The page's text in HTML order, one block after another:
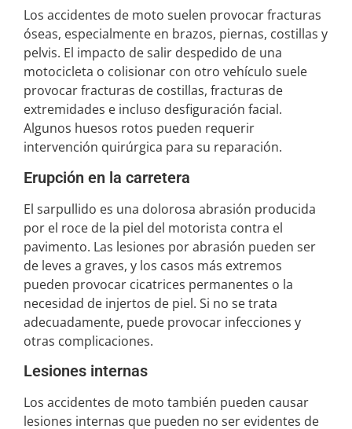
Los accidentes de moto suelen provocar fracturas
óseas, especialmente en brazos, piernas, costillas y
pelvis. El impacto de salir despedido de una
motocicleta o colisionar con otro vehículo suele
provocar fracturas de costillas, fracturas de
extremidades e incluso desfiguración facial.
Algunos huesos rotos pueden requerir
intervención quirúrgica para su reparación.
Erupción en la carretera
El sarpullido es una dolorosa abrasión producida
por el roce de la piel del motorista contra el
pavimento. Las lesiones por abrasión pueden ser
de leves a graves, y los casos más extremos
pueden provocar cicatrices permanentes o la
necesidad de injertos de piel. Si no se trata
adecuadamente, puede provocar infecciones y
otras complicaciones.
Lesiones internas
Los accidentes de moto también pueden causar
lesiones internas que pueden no ser evidentes de